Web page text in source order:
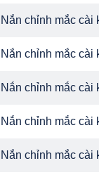
Nắn chỉnh mắc cài
Nắn chỉnh mắc cài
Nắn chỉnh mắc cài
Nắn chỉnh mắc cài
Nắn chỉnh mắc cài